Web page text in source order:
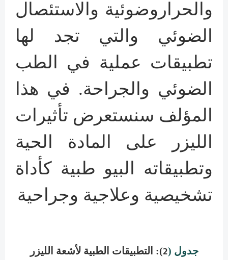
والحراروضوئية والاستئصال
الضوئي والتي تجد لها
تطبيقات عملية في الطب
الضوئي والجراحة. في هذا
المؤلف سنستعرض تأثيرات
الليزر على المادة الحية
وتطبيقاته البيو طبية كأداة
تشخيصية وعلاجية وجراحية
جدول (2): التطبيقات الطبية لأشعة الليزر